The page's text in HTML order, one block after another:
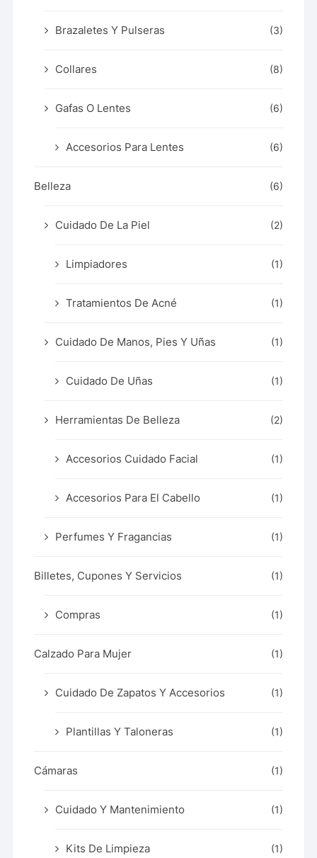
Brazaletes Y Pulseras (3)
Collares (8)
Gafas O Lentes (6)
Accesorios Para Lentes (6)
Belleza (6)
Cuidado De La Piel (2)
Limpiadores (1)
Tratamientos De Acné (1)
Cuidado De Manos, Pies Y Uñas (1)
Cuidado De Uñas (1)
Herramientas De Belleza (2)
Accesorios Cuidado Facial (1)
Accesorios Para El Cabello (1)
Perfumes Y Fragancias (1)
Billetes, Cupones Y Servicios (1)
Compras (1)
Calzado Para Mujer (1)
Cuidado De Zapatos Y Accesorios (1)
Plantillas Y Taloneras (1)
Cámaras (1)
Cuidado Y Mantenimiento (1)
Kits De Limpieza (1)